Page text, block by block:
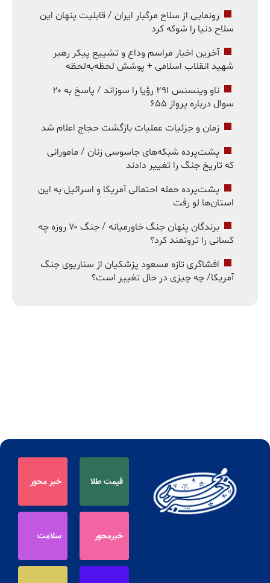
رونمایی از سلاح مرگبار ایران / قابلیت پنهان این
سلاح دنیا را شوکه کرد
آخرین اخبار مراسم وداع و تشییع پیکر رهبر
شهید انقلاب اسلامی + پوشش لحظه‌به‌لحظه
ناو وینسنس ۲۹۱ رؤیا را سوزاند / پاسخ به ۲۰
سوال درباره پرواز ۶۵۵
زمان و جزئیات عملیات بازگشت حجاج اعلام شد
پشت‌پرده شبکه‌های جاسوسی زنان / مامورانی
که تاریخ جنگ را تغییر دادند
پشت‌پرده حمله احتمالی آمریکا و اسرائیل به این
استان‌ها لو رفت
برندگان پنهان جنگ خاورمیانه / جنگ ۷۰ روزه چه
کسانی را ثروتمند کرد؟
افشاگری تازه مسعود پزشکیان از سناریوی جنگ
آمریکا/ چه چیزی در حال تغییر است؟
قیمت طلا خبر محور
خبرمحور سلامت